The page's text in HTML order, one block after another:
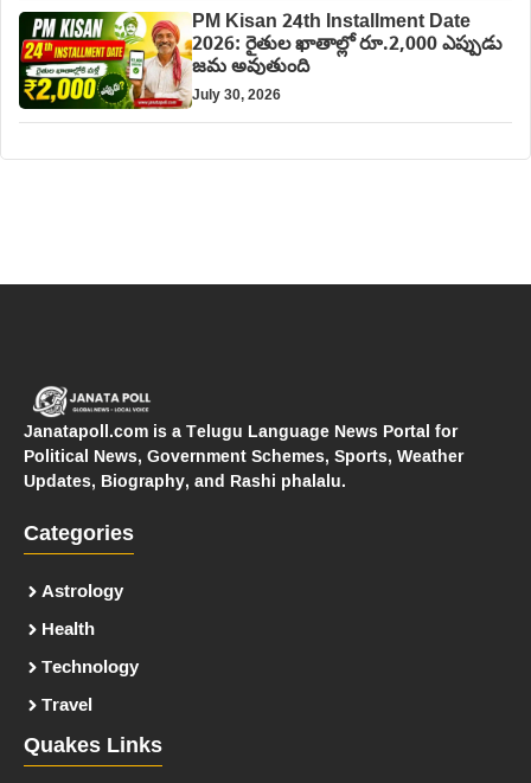
PM Kisan 24th Installment Date
2026: రైతుల ఖాతాల్లో రూ.2,000 ఎప్పుడు
జమ అవుతుంది
July 30, 2026
Janatapoll.com is a Telugu Language News Portal for
Political News, Government Schemes, Sports, Weather
Updates, Biography, and Rashi phalalu.
Categories
Astrology
Health
Technology
Travel
Quakes Links